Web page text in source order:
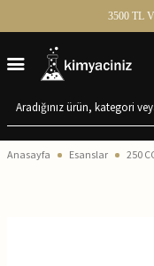
3500 TL
Anasayfa Esanslar 250